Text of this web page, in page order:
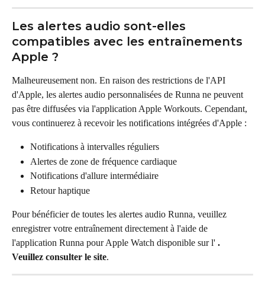
Les alertes audio sont-elles
compatibles avec les entraînements
Apple ?
Malheureusement non. En raison des restrictions de l'API
d'Apple, les alertes audio personnalisées de Runna ne peuvent
pas être diffusées via l'application Apple Workouts. Cependant,
vous continuerez à recevoir les notifications intégrées d'Apple :
Notifications à intervalles réguliers
Alertes de zone de fréquence cardiaque
Notifications d'allure intermédiaire
Retour haptique
Pour bénéficier de toutes les alertes audio Runna, veuillez
enregistrer votre entraînement directement à l'aide de
l'application Runna pour Apple Watch disponible sur l' .
Veuillez consulter le site.